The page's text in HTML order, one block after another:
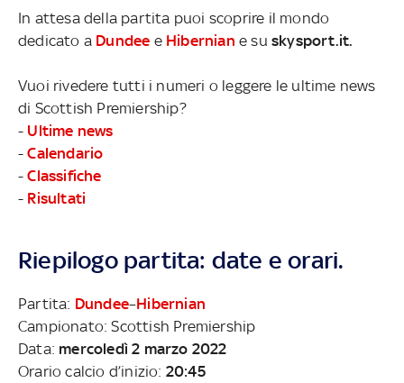
In attesa della partita puoi scoprire il mondo
dedicato a Dundee e Hibernian e suskysport.it.
Vuoi rivedere tutti i numeri o leggere le ultime news
di Scottish Premiership?
- Ultime news
-Calendario
-Classifiche
- Risultati
Riepilogo partita: date e orari.
Partita: Dundee–Hibernian
Campionato: Scottish Premiership
Data: mercoledì 2 marzo 2022
Orario calcio d’inizio: 20:45